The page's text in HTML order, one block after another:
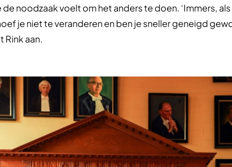
noodzaak voelt om het anders te doen. ‘Immers, als
je niet te veranderen en ben je sneller geneigd
Rink aan.